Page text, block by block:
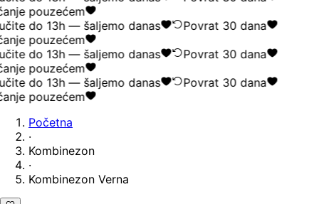
pouzećem
do 13h — šaljemo danas
Povrat 30 dana
pouzećem
do 13h — šaljemo danas
Povrat 30 dana
pouzećem
do 13h — šaljemo danas
Povrat 30 dana
pouzećem
Početna
·
Kombinezon
·
Kombinezon Verna